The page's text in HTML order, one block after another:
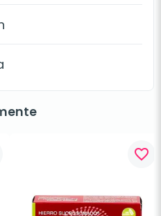
favorite_border